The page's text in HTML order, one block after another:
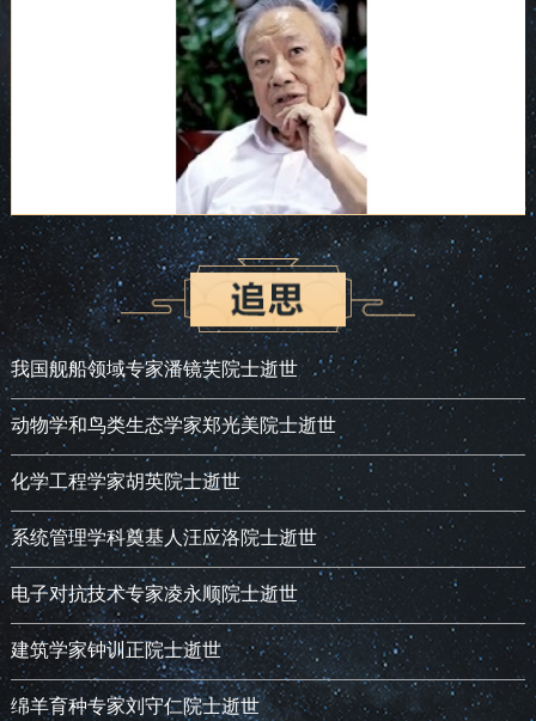
我国舰船领域专家潘镜芙院士逝世
动物学和鸟类生态学家郑光美院士逝世
化学工程学家胡英院士逝世
系统管理学科奠基人汪应洛院士逝世
电子对抗技术专家凌永顺院士逝世
建筑学家钟训正院士逝世
绵羊育种专家刘守仁院士逝世